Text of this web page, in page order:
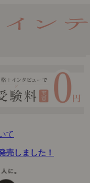
て
売しました！